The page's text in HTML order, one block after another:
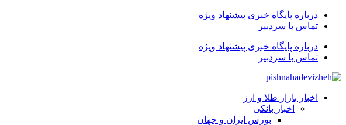
درباره پایگاه خبری پیشنهاد ویژه
تماس با سردبیر
درباره پایگاه خبری پیشنهاد ویژه
تماس با سردبیر
اخبار بازار طلا و ارز
اخبار بانکی
بورس ایران و جهان